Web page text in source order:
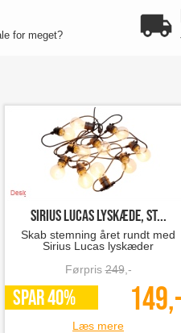
for meget?
Sirius LUCAS lyskæde, st...
Skab stemning året rundt med
Sirius Lucas lyskæder
Førpris249,-
SPAR 40%
Læs mere